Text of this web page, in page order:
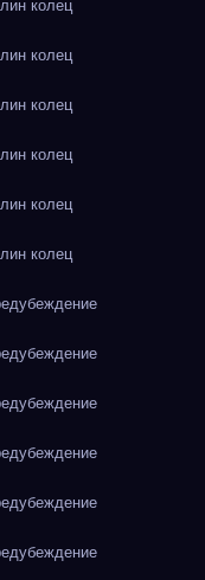
колец
колец
колец
колец
колец
колец